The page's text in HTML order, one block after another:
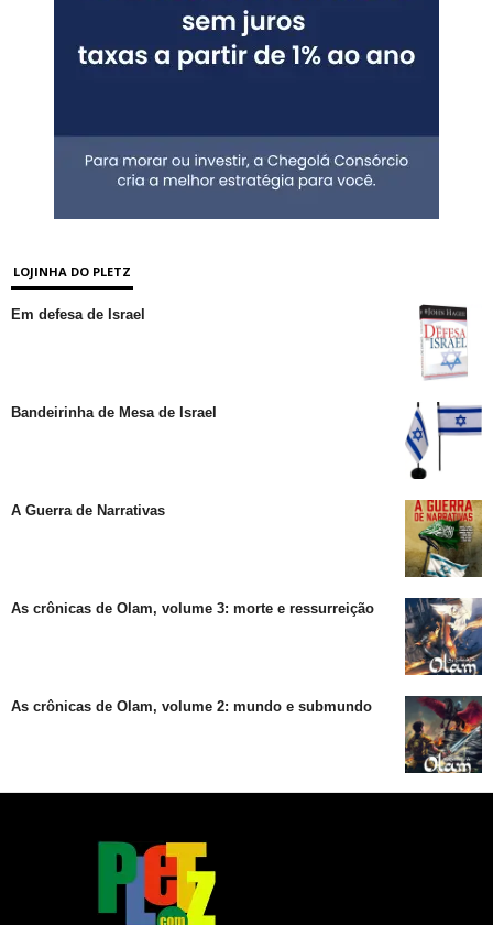
LOJINHA DO PLETZ
Em defesa de Israel
Bandeirinha de Mesa de Israel
A Guerra de Narrativas
As crônicas de Olam, volume 3: morte e ressurreição
As crônicas de Olam, volume 2: mundo e submundo